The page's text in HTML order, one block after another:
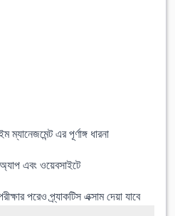
ম্যানেজমেন্ট এর পূর্ণাঙ্গ ধারনা
এবং ওয়েবসাইটে
পরেও প্র্যাকটিস এক্সাম দেয়া যাবে